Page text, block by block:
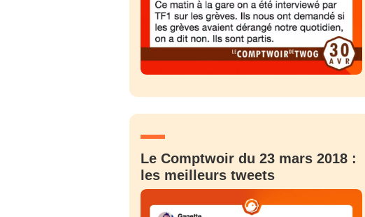
Le Comptwoir du 23 mars 2018 :
les meilleurs tweets
Bienvenue
EMAIL
Que souhaitez-
Quelques
tweets